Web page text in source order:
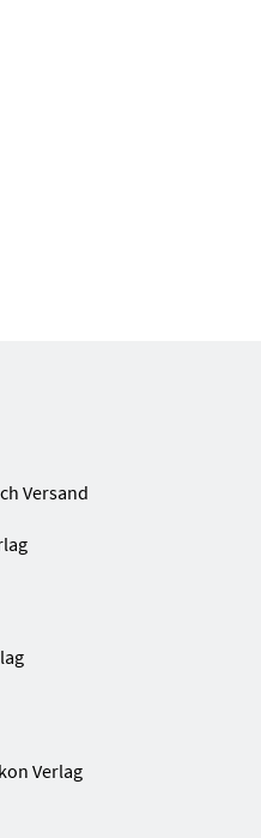
Versand
Verlag